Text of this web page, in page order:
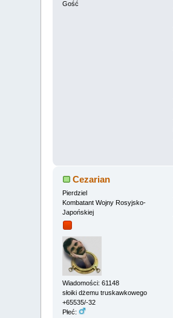
Gość
Cezarian
Pierdziel
Kombatant Wojny Rosyjsko-
Japońskiej
Wiadomości: 61148
słoiki dżemu truskawkowego
+65535/-32
Płeć: